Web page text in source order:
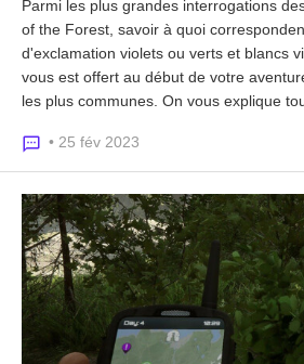
Parmi les plus grandes interrogations
of the Forest, savoir à quoi
d'exclamation violets ou verts et blancs
vous est offert au début de votre
les plus communes. On vous explique
• 25 fév 2023